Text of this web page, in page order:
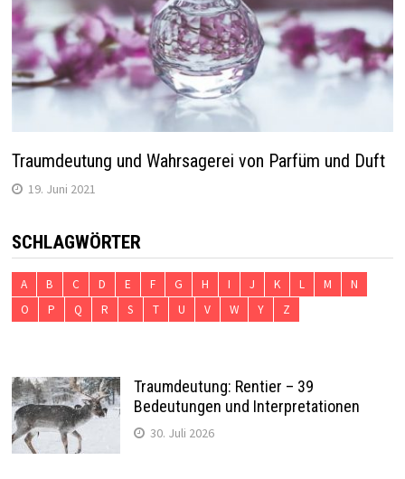
Traumdeutung und Wahrsagerei von Parfüm und Duft
19. Juni 2021
SCHLAGWÖRTER
A B C D E F G H I J K L M
N
O
P Q R S T U V W Y Z
Traumdeutung: Rentier – 39
Bedeutungen und Interpretationen
30. Juli 2026